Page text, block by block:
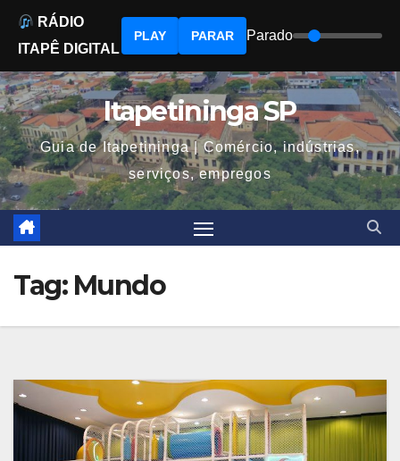
to
content
Itapetininga SP
Guia de Itapetininga | Comércio, indústrias,
serviços, empregos
Tag: Mundo
RÁDIO
ITAPÊ DIGITAL
PLAY PARAR Parado